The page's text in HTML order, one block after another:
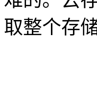
取整个存